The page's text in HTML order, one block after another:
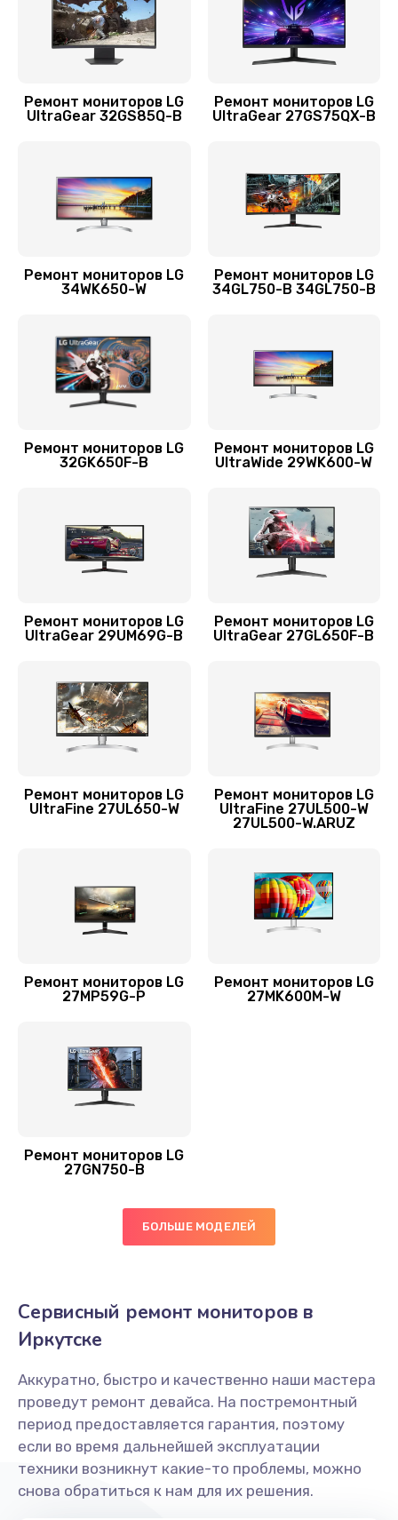
Ремонт подсветки
900 руб.
Замена разъёмов (HDMI, DVI, Дисплей порта)
Ремонт мониторов LG
UltraGear 32GS85Q-B
Ремонт мониторов LG
UltraGear 27GS75QX-B
Ремонт мониторов LG
34WK650-W
Ремонт мониторов LG
34GL750-B 34GL750-B
Ремонт мониторов LG
32GK650F-B
Ремонт мониторов LG
UltraWide 29WK600-W
Ремонт мониторов LG
UltraGear 29UM69G-B
Ремонт мониторов LG
UltraGear 27GL650F-B
Ремонт мониторов LG
UltraFine 27UL650-W
Ремонт мониторов LG
UltraFine 27UL500-W
27UL500-W.ARUZ
Ремонт мониторов LG
27MP59G-P
Ремонт мониторов LG
27MK600M-W
Ремонт мониторов LG
27GN750-B
БОЛЬШЕ МОДЕЛЕЙ
Сервисный ремонт мониторов в
Иркутске
Аккуратно, быстро и качественно наши мастера
проведут ремонт девайса. На постремонтный
период предоставляется гарантия, поэтому
если во время дальнейшей эксплуатации
техники возникнут какие-то проблемы, можно
снова обратиться к нам для их решения.